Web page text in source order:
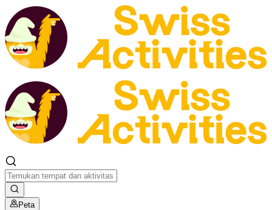
Peta